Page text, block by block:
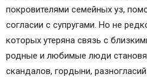
покровителями семейных уз,
согласии с супругами. Но не
которых утеряна связь с
родные и любимые люди
скандалов, гордыни,